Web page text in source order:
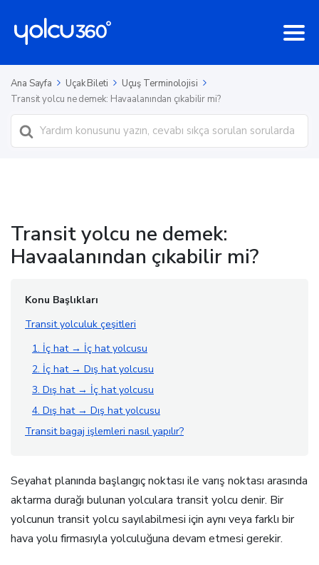
Ana Sayfa Uçak Bileti
Uçuş Terminolojisi
Transit yolcu ne demek: Havaalanından çıkabilir mi?
Ara
Transit yolcu ne demek:
Havaalanından çıkabilir mi?
Konu Başlıkları
Transit yolculuk çeşitleri
1. İç hat → İç hat yolcusu
2. İç hat → Dış hat yolcusu
3. Dış hat → İç hat yolcusu
4. Dış hat → Dış hat yolcusu
Transit bagaj işlemleri nasıl yapılır?
Seyahat planında başlangıç noktası ile varış noktası arasında
aktarma durağı bulunan yolculara transit yolcu denir. Bir
yolcunun transit yolcu sayılabilmesi için aynı veya farklı bir
hava yolu firmasıyla yolculuğuna devam etmesi gerekir.